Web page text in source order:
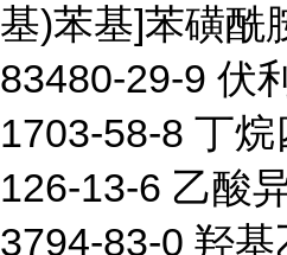
基)苯基]苯磺酰
83480-29-9 伏
1703-58-8 丁烷
126-13-6 乙酸
3794-83-0 羟